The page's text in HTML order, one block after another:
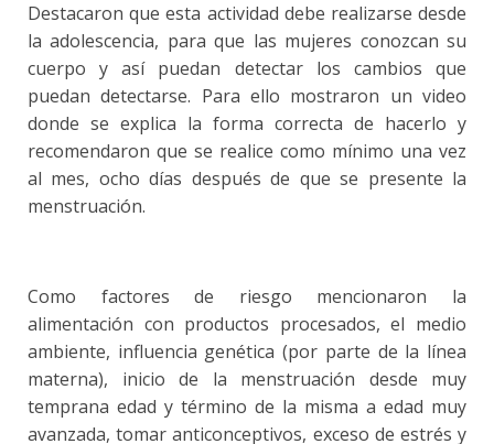
Destacaron que esta actividad debe realizarse desde
la adolescencia, para que las mujeres conozcan su
cuerpo y así puedan detectar los cambios que
puedan detectarse. Para ello mostraron un video
donde se explica la forma correcta de hacerlo y
recomendaron que se realice como mínimo una vez
al mes, ocho días después de que se presente la
menstruación.
Como factores de riesgo mencionaron la
alimentación con productos procesados, el medio
ambiente, influencia genética (por parte de la línea
materna), inicio de la menstruación desde muy
temprana edad y término de la misma a edad muy
avanzada, tomar anticonceptivos, exceso de estrés y